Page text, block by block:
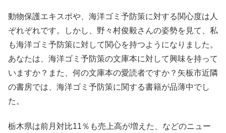
動物保護エキスポや、海洋ゴミ予防策に対する関心度は人
ぞれぞれです。しかし、野々村俊毅さんの姿勢を見て、私
も海洋ゴミ予防策に対して関心を持つようになりました。
あなたは、海洋ゴミ予防策の文庫本に対して興味を持って
いますか？また、何の文庫本の愛読者ですか？矢板市近隣
の書房では、海洋ゴミ予防策に関する書籍が品薄中でし
た。
栃木県は前月対比11％も売上高が増えた、などのニュー